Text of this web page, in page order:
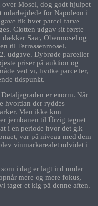
Mosel, dog godt hjulpet
udarbejdede for Napoleon i
fik hver parcel farve
Clotten udgav sit første
Saar, Obermosel og
til Terrassenmosel.
udgave. Dybrøde parceller
priser på auktion og
ved vi, hvilke parceller,
tidspunkt.
er enorm. Når
hvordan der ryddes
Men ikke kun
jernbanen til Ürzig tegnet
i en periode hvor det gik
var på niveau med dem
vinmarkarealet udvidet i
i dag er lagt ind under
mere og mere fokus, –
tager et kig på denne aften.